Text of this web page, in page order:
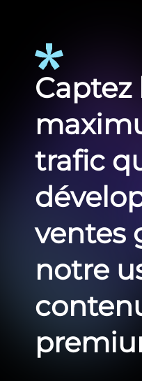
Captez
trafic
ventes
notre